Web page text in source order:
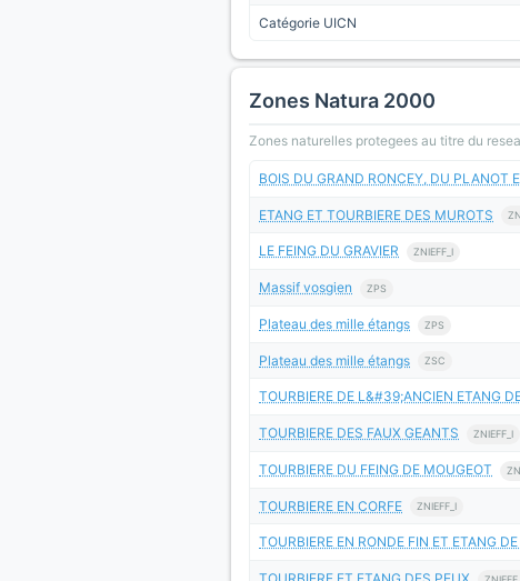
Catégorie UICN
Zones Natura 2000
Zones naturelles protegees au titre du
BOIS DU GRAND RONCEY, DU PLANOT
ETANG ET TOURBIERE DES MUROTS
LE FEING DU GRAVIER ZNIEFF_I
Massif vosgien ZPS
Plateau des mille étangs ZPS
Plateau des mille étangs ZSC
TOURBIERE DE L&#39;ANCIEN ETANG
TOURBIERE DES FAUX GEANTS ZNIEFF_I
TOURBIERE DU FEING DE MOUGEOT
TOURBIERE EN CORFE ZNIEFF_I
TOURBIERE EN RONDE FIN ET ETANG